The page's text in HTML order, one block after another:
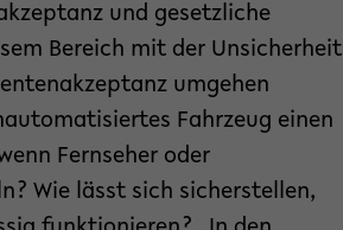
und gesetzliche
Bereich mit der Unsicherheit
umgehen
Fahrzeug einen
Fernseher oder
Wie lässt sich sicherstellen,